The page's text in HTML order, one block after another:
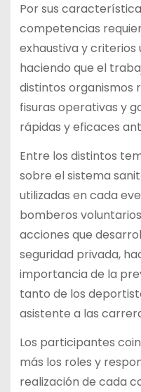
Por sus
competencias
exhaustiva y criterios
haciendo que el
distintos organismos
fisuras operativas y
rápidas y eficaces
Entre los distintos
sobre el sistema
utilizadas en cada
bomberos
acciones que
seguridad privada,
importancia de la
tanto de los
asistente a las
Los participantes
más los roles y
realización de cada